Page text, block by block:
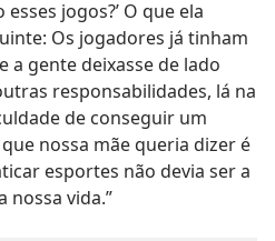
jogos?’ O que ela
Os jogadores já tinham
a gente deixasse de lado
responsabilidades, lá na
de conseguir um
nossa mãe queria dizer é
esportes não devia ser a
nossa vida.”